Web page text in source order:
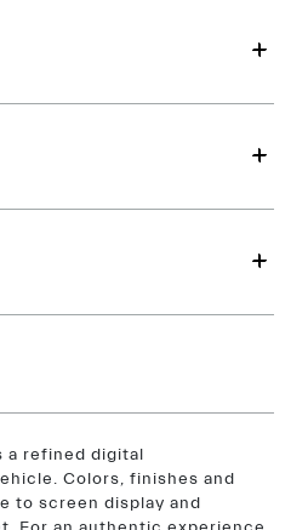
a refined digital
Colors, finishes and
to screen display and